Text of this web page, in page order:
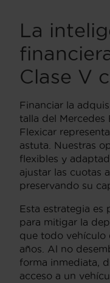
La
Clase V
Financiar la
talla del Mercedes
Flexicar
astuta. Nuestras
flexibles y
ajustar las cuotas
preservando su
Esta estrategia es
para mitigar la
que todo vehículo
años. Al no
forma inmediata,
acceso a un